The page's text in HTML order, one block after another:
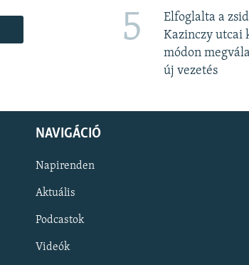
5
Elfoglalta a
Kazinczy utcai
módon
új vezetés
NAVIGÁCIÓ
Napirenden
Aktuális
Podcastok
Videók